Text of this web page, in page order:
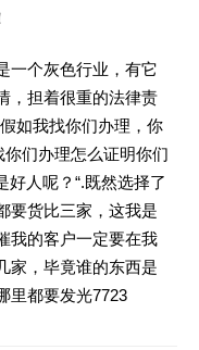
一个灰色行业，有它
，担着很重的法律责
如我找你们办理，你
你们办理怎么证明你们
好人呢？“.既然选择了
要货比三家，这我是
我的客户一定要在我
家，毕竟谁的东西是
里都要发光7723